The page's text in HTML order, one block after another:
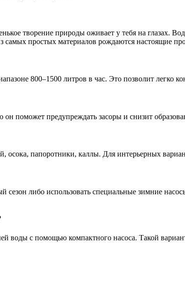
творение природы оживает у тебя на глазах.
самых простых материалов рождаются настоящие
800–1500 литров в час. Это позволит легко
поможет предупреждать засоры и снизит
папоротники, каллы. Для интерьерных
либо использовать специальные зимние
воды с помощью компактного насоса. Такой